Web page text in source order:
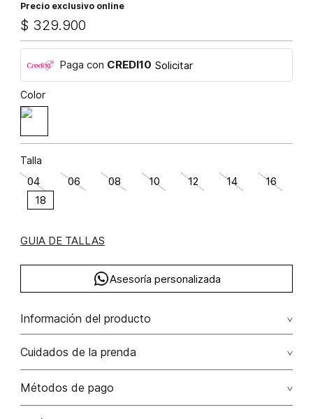
Precio exclusivo online
$ 329.900
Paga con CREDI10 Solicitar
Color
Talla
04 06 08 10 12 14
16
18
GUIA DE TALLAS
Asesoría personalizada
Información del producto
Algodón 100% 100.00% algodón/cotton
Cuidados de la prenda
No remojar. no retorcer / ni exprimir. el acabado rústico de
Métodos de pago